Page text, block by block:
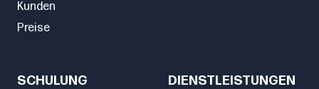
Kunden
Preise
SCHULUNG DIENSTLEISTUNGEN